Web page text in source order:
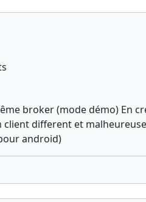
broker (mode démo) En
different et
android)